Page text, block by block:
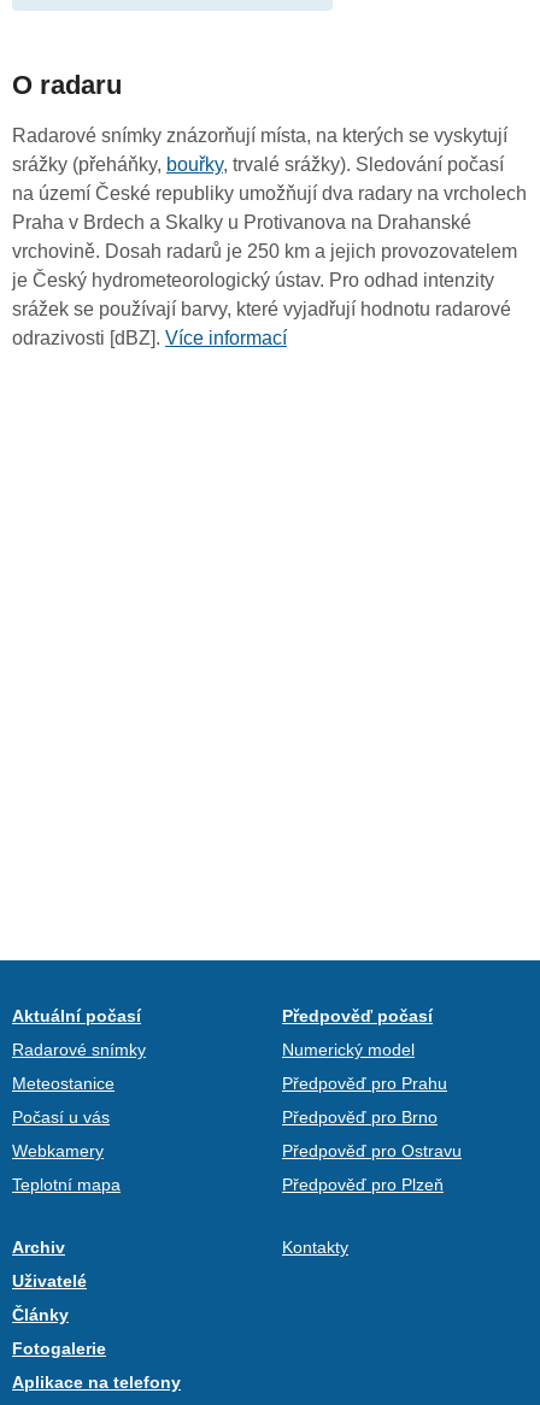
O radaru
Radarové snímky znázorňují místa, na kterých se vyskytují
srážky (přeháňky, bouřky, trvalé srážky). Sledování počasí
na území České republiky umožňují dva radary na vrcholech
Praha v Brdech a Skalky u Protivanova na Drahanské
vrchovině. Dosah radarů je 250 km a jejich provozovatelem
je Český hydrometeorologický ústav. Pro odhad intenzity
srážek se používají barvy, které vyjadřují hodnotu radarové
odrazivosti [dBZ]. Více informací
Aktuální počasí
Radarové snímky
Meteostanice
Počasí u vás
Webkamery
Teplotní mapa
Předpověď počasí
Numerický model
Předpověď pro Prahu
Předpověď pro Brno
Předpověď pro Ostravu
Předpověď pro Plzeň
Archiv
Uživatelé
Články
Fotogalerie
Aplikace na telefony
Kontakty